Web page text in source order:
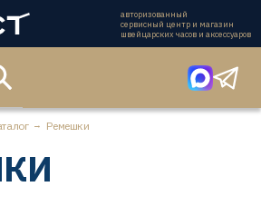
авторизованный
сервисный центр и магазин
швейцарских часов и аксессуаров
Ремешки